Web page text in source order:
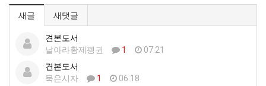
새글 새댓글
견본도서
날아라황제펭귄
1
07.21
견본도서
묵은시자
1
06.18